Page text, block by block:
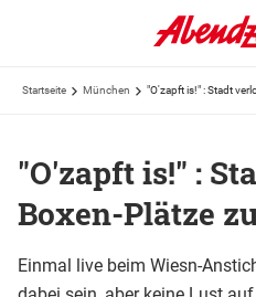
Startseite München "O'zapft is!" : Stadt
"O'zapft is!" :
Boxen-Plätze
Einmal live beim Wiesn-